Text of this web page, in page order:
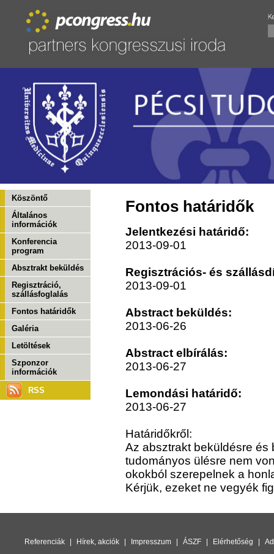
Köszöntő
Általános
információk
Konferencia
program
Absztrakt beküldés
Regisztráció,
szállásfoglalás
Fontos határidők
Galéria
Letöltések
Szponzor
információk
RSS
Fontos határidők
Jelentkezési határidő:
2013-09-01
Regisztrációs- és
2013-09-01
Abstract beküldés:
2013-06-26
Abstract elbírálás:
2013-06-27
Lemondási határidő:
2013-06-27
Határidőkről:
Az absztrakt beküldésre és
tudományos ülésre nem
okokból szerepelnek a
Kérjük, ezeket ne vegyék
Referenciák Hírek, akciók Impresszum ÁSZF Elérhetőség